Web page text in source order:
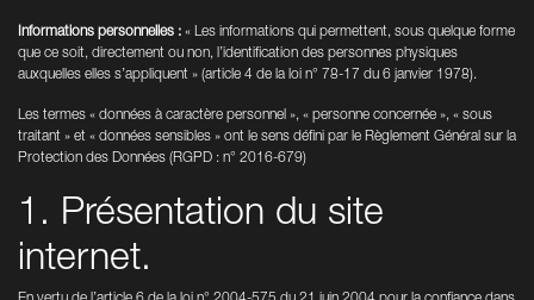
Informations personnelles : « Les informations qui permettent, sous quelque forme
que ce soit, directement ou non, l’identification des personnes physiques
auxquelles elles s’appliquent » (article 4 de la loi n° 78-17 du 6 janvier 1978).
Les termes « données à caractère personnel », « personne concernée », « sous
traitant » et « données sensibles » ont le sens défini par le Règlement Général sur la
Protection des Données (RGPD : n° 2016-679)
1. Présentation du site
internet.